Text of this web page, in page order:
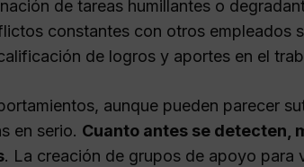
de tareas humillantes o
constantes con otros empleados
de logros y aportes en el
aunque pueden parecer
en serio. Cuanto antes se detecten,
. La creación de grupos de apoyo para